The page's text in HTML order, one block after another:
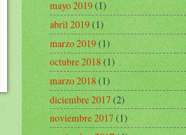
mayo 2019(1)
abril 2019(1)
marzo 2019(1)
octubre 2018(1)
marzo 2018(1)
diciembre 2017(2)
noviembre 2017(1)